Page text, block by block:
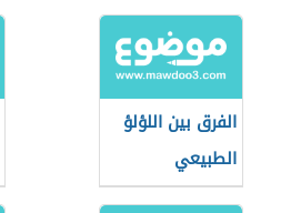
الفرق بين اللؤلؤ
الطبيعي
والصناعي